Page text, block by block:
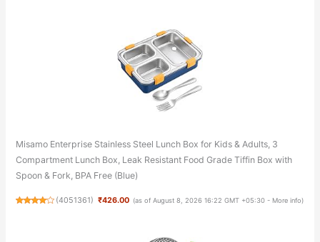
Misamo Enterprise Stainless Steel Lunch Box for Kids & Adults, 3
Compartment Lunch Box, Leak Resistant Food Grade Tiffin Box with
Spoon & Fork, BPA Free (Blue)
(4051361) ₹426.00 (as of August 8, 2026 16:22 GMT +05:30 - More info)